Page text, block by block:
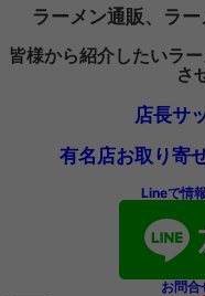
ラーメン通販、ラ
皆様から紹介したいラ
さ
店長サ
有名店お取り寄
Lineで情
お問合